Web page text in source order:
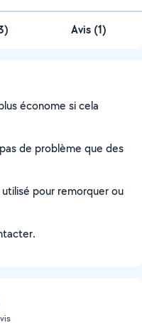
) Avis (1)
économe si cela
de problème que des
pour remorquer ou